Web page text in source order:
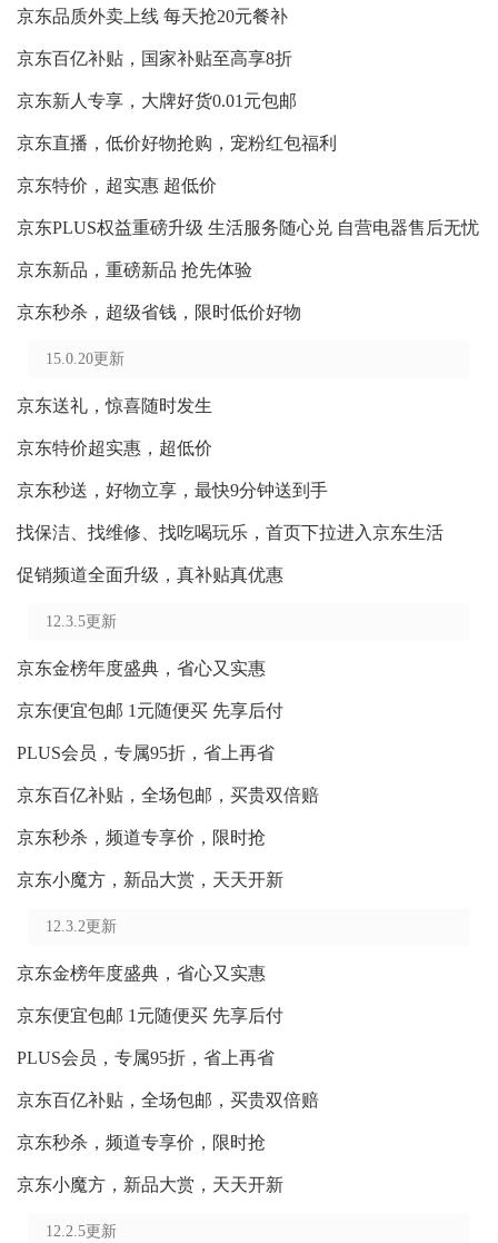
京东品质外卖上线 每天抢20元餐补
京东百亿补贴，国家补贴至高享8折
京东新人专享，大牌好货0.01元包邮
京东直播，低价好物抢购，宠粉红包福利
京东特价，超实惠 超低价
京东PLUS权益重磅升级 生活服务随心兑 自营电器售后无忧
京东新品，重磅新品 抢先体验
京东秒杀，超级省钱，限时低价好物
15.0.20更新
京东送礼，惊喜随时发生
京东特价超实惠，超低价
京东秒送，好物立享，最快9分钟送到手
找保洁、找维修、找吃喝玩乐，首页下拉进入京东生活
促销频道全面升级，真补贴真优惠
12.3.5更新
京东金榜年度盛典，省心又实惠
京东便宜包邮 1元随便买 先享后付
PLUS会员，专属95折，省上再省
京东百亿补贴，全场包邮，买贵双倍赔
京东秒杀，频道专享价，限时抢
京东小魔方，新品大赏，天天开新
12.3.2更新
京东金榜年度盛典，省心又实惠
京东便宜包邮 1元随便买 先享后付
PLUS会员，专属95折，省上再省
京东百亿补贴，全场包邮，买贵双倍赔
京东秒杀，频道专享价，限时抢
京东小魔方，新品大赏，天天开新
12.2.5更新